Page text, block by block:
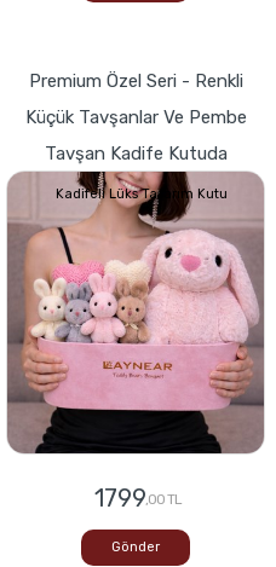
Premium Özel Seri - Renkli
Küçük Tavşanlar Ve Pembe
Tavşan Kadife Kutuda
Kadifeli Lüks Tasarım Kutu
1799,00 TL
Gönder